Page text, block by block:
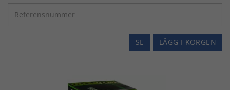
LÄGG I KORGEN
SE